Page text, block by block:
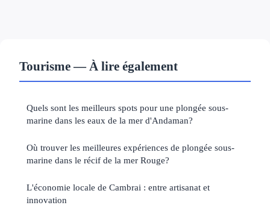
Tourisme — À lire également
Quels sont les meilleurs spots pour une plongée sous-
marine dans les eaux de la mer d'Andaman?
Où trouver les meilleures expériences de plongée sous-
marine dans le récif de la mer Rouge?
L'économie locale de Cambrai : entre artisanat et
innovation